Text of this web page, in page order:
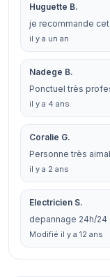
Huguette B.
je recommande
il y a un an
Nadege B.
Ponctuel très
il y a 4 ans
Coralie G.
Personne très
il y a 2 ans
Electricien S.
depannage 24h/
Modifié il y a 12 ans